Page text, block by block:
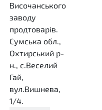
Височанського
заводу
продтоварів.
Сумська обл.,
Охтирський р-
н., с.Веселий
Гай,
вул.Вишнева,
1/4.